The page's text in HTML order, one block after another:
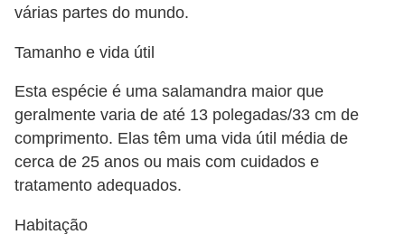
várias partes do mundo.
Tamanho e vida útil
Esta espécie é uma salamandra maior que
geralmente varia de até 13 polegadas/33 cm de
comprimento. Elas têm uma vida útil média de
cerca de 25 anos ou mais com cuidados e
tratamento adequados.
Habitação
r
m
e
n
t
i